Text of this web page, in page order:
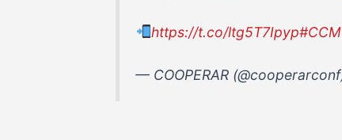
https://t.co/ltg5T7Ipyp
— COOPERAR